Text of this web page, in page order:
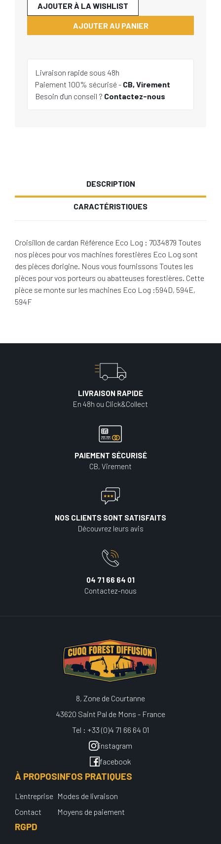
AJOUTER AU PANIER
AJOUTER À LA WISHLIST
Livraison rapide sous 48h
Paiement 100% sécurisé - CB, Virement
Besoin d'un conseil ? Contactez-nous
DESCRIPTION
CARACTÉRISTIQUES
Croisillon de cardan Référence Eco Log : 7034879 Toutes
nos pièces pour vos machines forestières Eco Log sont
des pièces d'origine. Nous vous fournissons Toutes les
pièces pour vos porteurs ou abatteuses forestières. Cette
pièce se monte sur les machines Eco Log :594D, 594E,
594F
LIVRAISON RAPIDE
En 48h ou Click&Collect
PAIEMENT SÉCURISÉ
CB, Virement
NOS CLIENTS SONT SATISFAITS
Découvrez leurs avis
04 71 66 64 01
Contactez-nous
8, Zone de Courtanne
43620 Saint Pal de Mons - France
Tel : +33 (0)4 71 66 64 01
instagram
facebook
À PROPOS
L'entreprise
Contact
INFOS PRATIQUES
Modes de livraison
Moyens de paiement
RGPD